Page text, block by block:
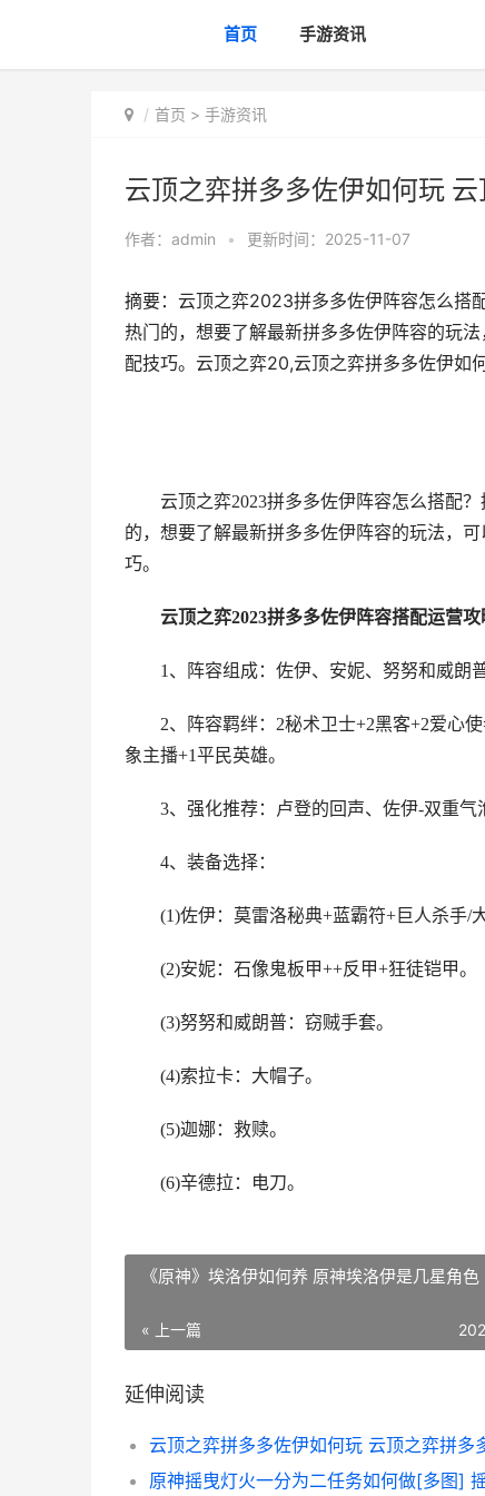
首页 手游资讯
首页 > 手游资讯
云顶之弈拼多多佐伊如何玩
作者： admin • 更新时间：2025-11-07
摘要：云顶之弈2023拼多多佐伊阵容怎么搭
热门的，想要了解最新拼多多佐伊阵容的玩
配技巧。云顶之弈20,云顶之弈拼多多佐伊如
云顶之弈2023拼多多佐伊阵容怎么搭配
的，想要了解最新拼多多佐伊阵容的玩法，
巧。
云顶之弈2023拼多多佐伊阵容搭配运营攻
1、阵容组成：佐伊、安妮、努努和威朗
2、阵容羁绊：2秘术卫士+2黑客+2爱心
象主播+1平民英雄。
3、强化推荐：卢登的回声、佐伊-双重气
4、装备选择：
(1)佐伊：莫雷洛秘典+蓝霸符+巨人杀手/
(2)安妮：石像鬼板甲++反甲+狂徒铠甲。
(3)努努和威朗普：窃贼手套。
(4)索拉卡：大帽子。
(5)迦娜：救赎。
(6)辛德拉：电刀。
《原神》埃洛伊如何养 原神埃洛伊是几星角色
« 上一篇
延伸阅读